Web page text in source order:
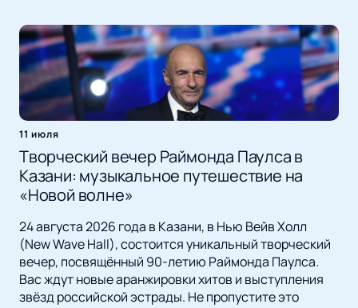
11 июля
Творческий вечер Раймонда Паулса в
Казани: музыкальное путешествие на
«Новой волне»
24 августа 2026 года в Казани, в Нью Вейв Холл
(New Wave Hall), состоится уникальный творческий
вечер, посвящённый 90-летию Раймонда Паулса.
Вас ждут новые аранжировки хитов и выступления
звёзд российской эстрады. Не пропустите это